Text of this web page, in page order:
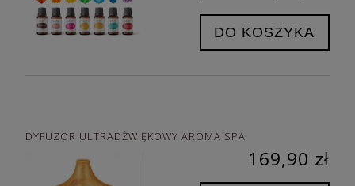
DO KOSZYKA
DYFUZOR ULTRADŹWIĘKOWY AROMA SPA
169,90 zł